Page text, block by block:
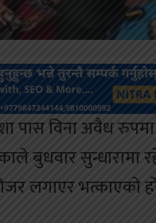
पास विना अवैध
बुधवार सुन्धारामा
लगाएर भत्काएको